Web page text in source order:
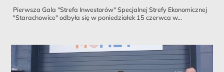
Pierwsza Gala "Strefa Inwestorów" Specjalnej Strefy Ekonomicznej
"Starachowice" odbyła się w poniedziałek 15 czerwca w...